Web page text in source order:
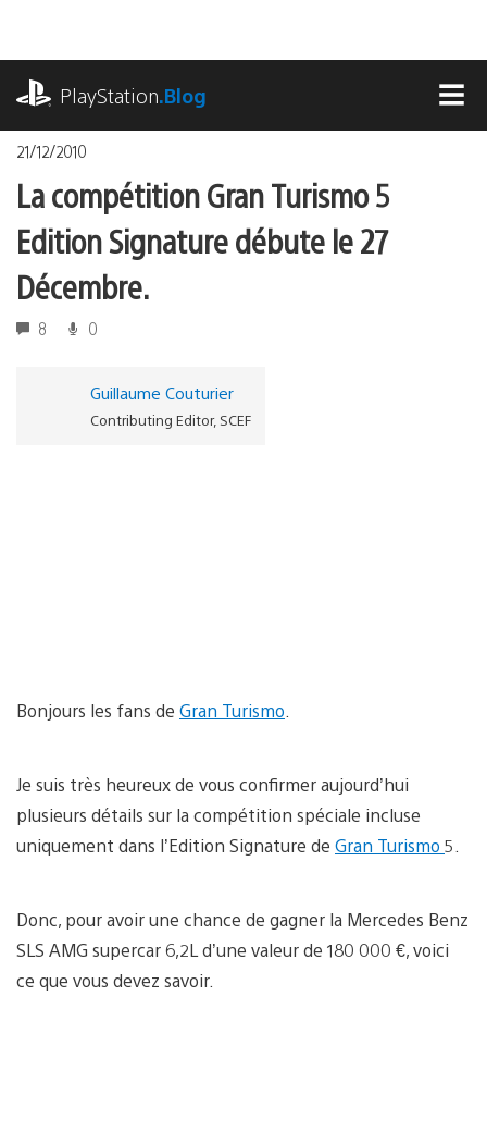
contenu
PlayStation.Blog
21/12/2010
La compétition Gran Turismo 5
Edition Signature débute le 27
Décembre.
8 0
Guillaume Couturier
Contributing Editor, SCEF
Bonjours les fans de Gran Turismo
Je suis très heureux de vous confirmer aujourd’hui
plusieurs détails sur la compétition spéciale incluse
uniquement dans l’Edition Signature de Gran Turismo 5.
Donc, pour avoir une chance de gagner la Mercedes Benz
SLS AMG supercar 6,2L d’une valeur de 180 000 €, voici
ce que vous devez savoir.